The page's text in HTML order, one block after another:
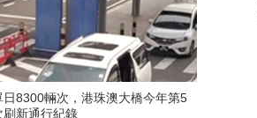
日8300輛次，港珠澳大橋今年第5
刷新通行紀錄